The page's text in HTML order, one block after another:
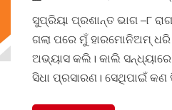
ସୁପ୍ରିୟା ପ୍ରଶାନ୍ତ ଭାଗ –୮
ଗଲା ପରେ ମୁଁ ହାରମୋନିଅମ୍
ଅଭ୍ୟାସ କଲି। କାଲି
ସିଧା ପ୍ରସାରଣ। ସେଥିପାଇଁ କଣ